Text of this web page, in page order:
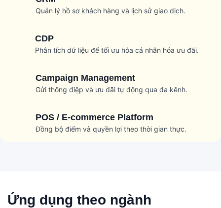
Quản lý hồ sơ khách hàng và lịch sử giao dịch.
CDP
Phân tích dữ liệu để tối ưu hóa cá nhân hóa ưu đãi.
Campaign Management
Gửi thông điệp và ưu đãi tự động qua đa kênh.
POS / E-commerce Platform
Đồng bộ điểm và quyền lợi theo thời gian thực.
Ứng dụng theo ngành